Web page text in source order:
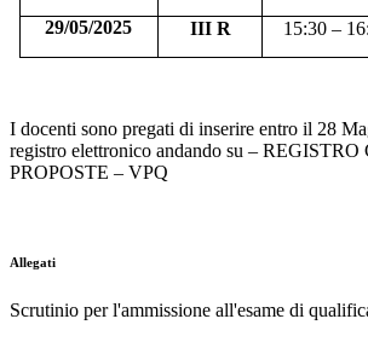
29/05/2025
III R 15:30 –
I docenti sono pregati di inserire entro il 28
registro elettronico andando su –
PROPOSTE – VPQ
Allegati
Scrutinio per l'ammissione all'esame di